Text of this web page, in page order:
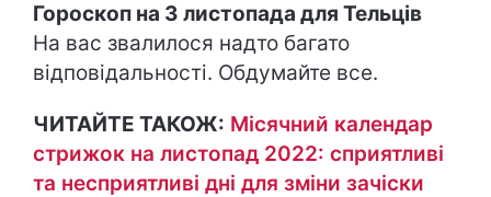
Гороскоп на 3 листопада для Тельців
На вас звалилося надто багато
відповідальності. Обдумайте все.
ЧИТАЙТЕ ТАКОЖ: Місячний календар
стрижок на листопад 2022: сприятливі
та несприятливі дні для зміни зачіски